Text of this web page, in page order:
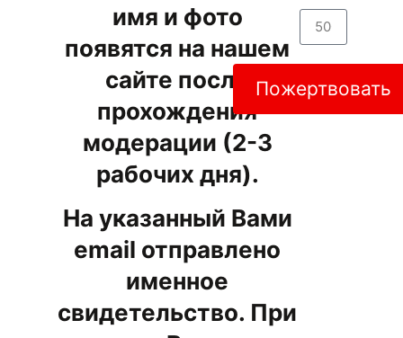
имя и фото
появятся на нашем
сайте после
прохождения
модерации (2-3
рабочих дня).
На указанный Вами
email отправлено
именное
свидетельство. При
Пожертвовать